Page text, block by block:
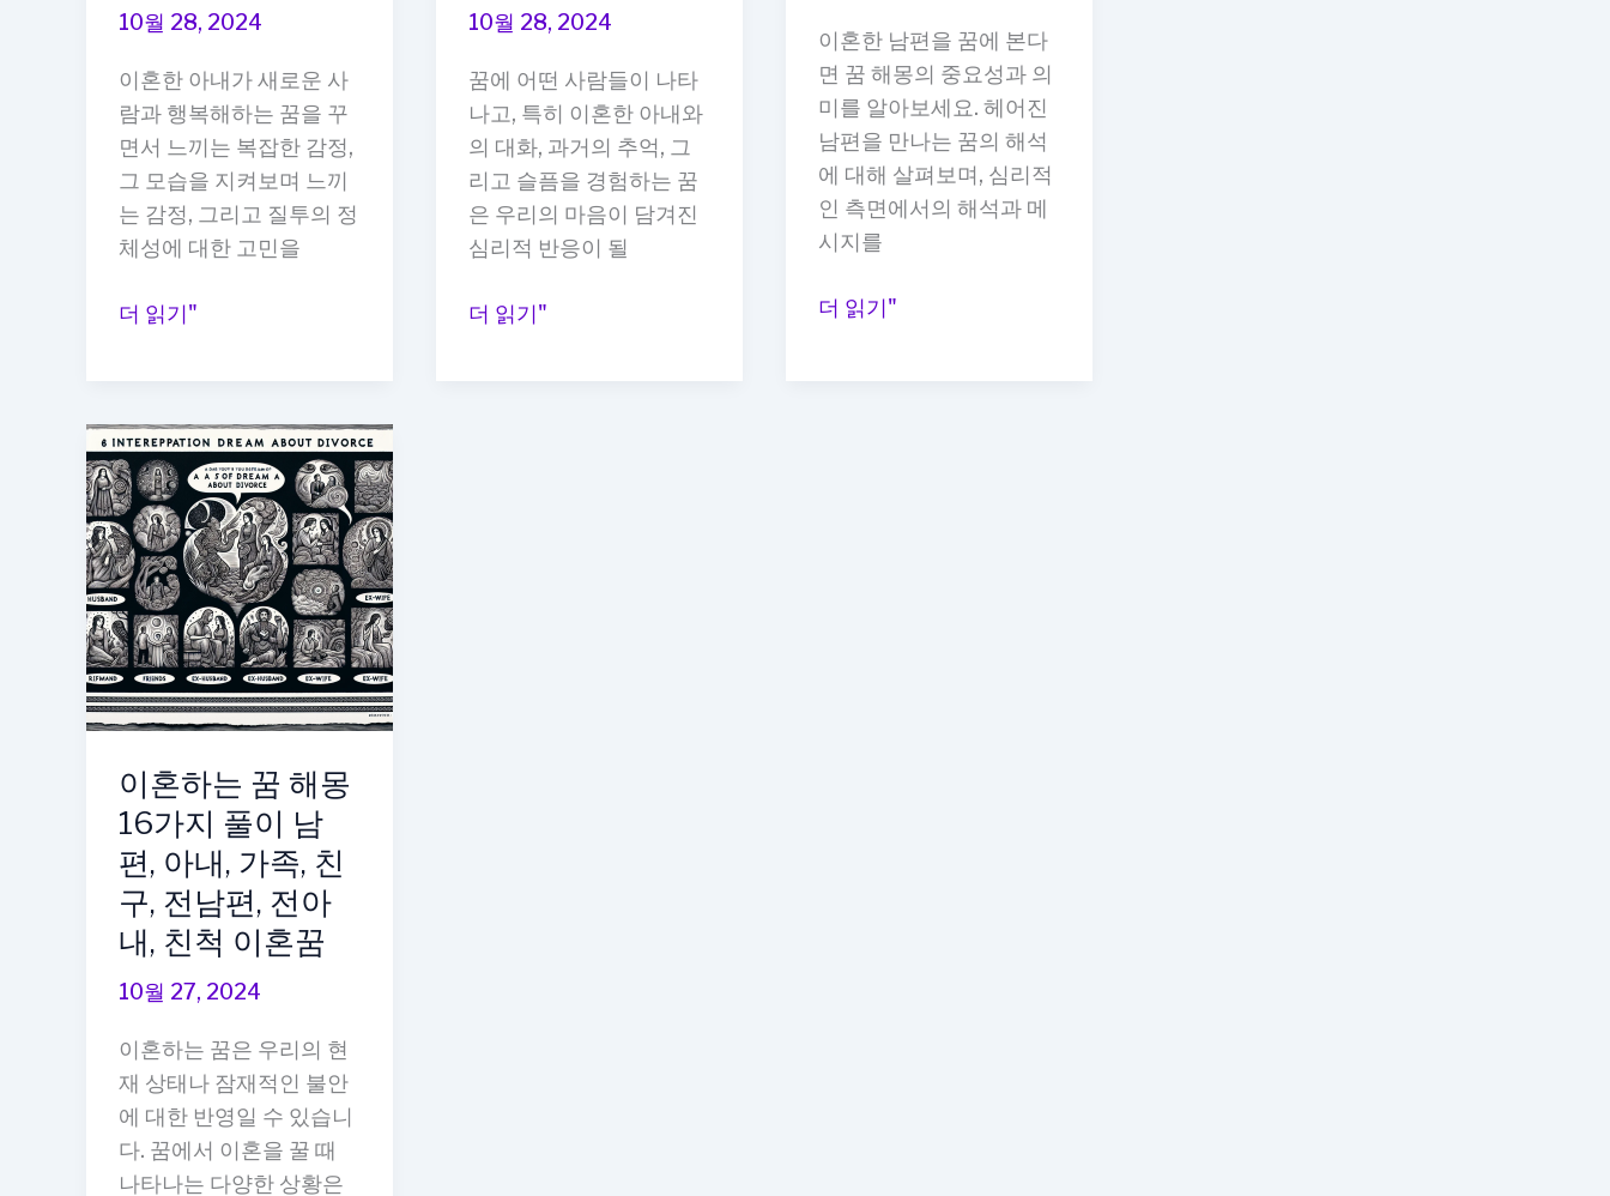
결
는
꿈,
의
지
의
표
꿈,
거
를
회
상
하
는
해
꿈,
그
리
움
의
상
징
10월 28, 2024
이혼한 아내가 새로운 사
람과 행복해하는 꿈을 꾸
면서 느끼는 복잡한 감정,
그 모습을 지켜보며 느끼
는 감정, 그리고 질투의 정
체성에 대한 고민을
이
내
가
새
로
운
사
람
과
행
해
하
는
꿈,
그
모
습
지
켜
보
는
꿈,
더 읽기"
10월 28, 2024
꿈에 어떤 사람들이 나타
나고, 특히 이혼한 아내와
의 대화, 과거의 추억, 그
리고 슬픔을 경험하는 꿈
은 우리의 마음이 담겨진
심리적 반응이 될
이
더 읽기"
이혼한 남편을 꿈에 본다
면 꿈 해몽의 중요성과 의
미를 알아보세요. 헤어진
남편을 만나는 꿈의 해석
에 대해 살펴보며, 심리적
인 측면에서의 해석과 메
시지를
이
더 읽기"
이혼하는 꿈 해몽
16가지 풀이 남
편, 아내, 가족, 친
구, 전남편, 전아
내, 친척 이혼꿈
10월 27, 2024
이혼하는 꿈은 우리의 현
재 상태나 잠재적인 불안
에 대한 반영일 수 있습니
다. 꿈에서 이혼을 꿀 때
나타나는 다양한 상황은